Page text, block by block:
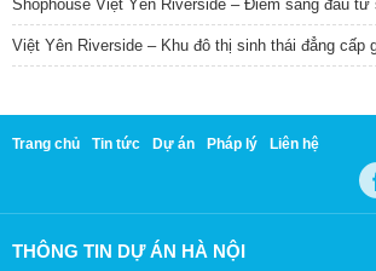
Shophouse Việt Yên Riverside – Điểm sáng đầu
Việt Yên Riverside – Khu đô thị sinh thái đẳng cấp
Trang chủ Tin tức Dự án Pháp lý Liên hệ
THÔNG TIN DỰ ÁN HÀ NỘI